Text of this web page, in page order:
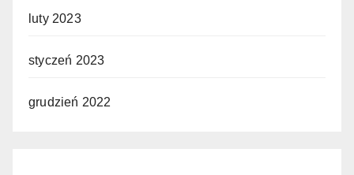
luty 2023
styczeń 2023
grudzień 2022